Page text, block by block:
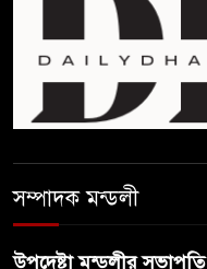
সম্পাদক মন্ডলী
উপদেষ্টা মন্ডলীর সভাপতি